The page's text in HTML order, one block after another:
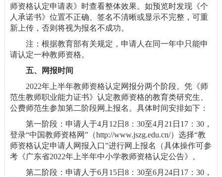
师资格认定申请表》时查看整体效果。如预览时发现《个
人承诺书》位置不正确、签名不清晰或显示不完整，可重
新上传，否则将视为报名不成功。
注：根据教育部有关规定，申请人在同一年中只能申
请认定一种教师资格。
五、网报时间
2022年上半年教师资格认定网报分两个阶段。凭《师
范生教师职业能力证书》认定教师资格的教育类研究生、
公费师范生参加第二阶段网上报名。具体时间安排如下：
第一阶段：申请人于4月12日8：30至4月21日17：30，
登录“中国教师资格网”（http://www.jszg.edu.cn/）选择“教
师资格认定申请人网报入口”进行网上报名（具体操作可参
考《广东省2022年上半年中小学教师资格认定公告》。
第二阶段：申请人于6月15日8：30至6月24日17：30，